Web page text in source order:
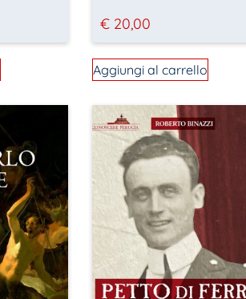
€20,00
Aggiungi al carrello